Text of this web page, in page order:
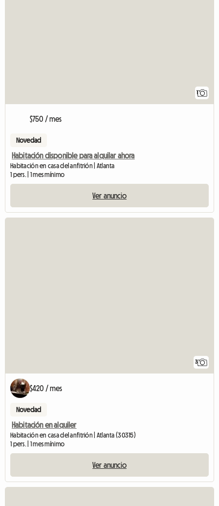
1
$750 / mes
Novedad
Habitación disponible para alquilar ahora
Habitación en casa del anfitrión | Atlanta
1 pers. | 1 mes mínimo
Ver anuncio
3
$420 / mes
Novedad
Habitación en alquiler
Habitación en casa del anfitrión | Atlanta (30315)
1 pers. | 1 mes mínimo
Ver anuncio